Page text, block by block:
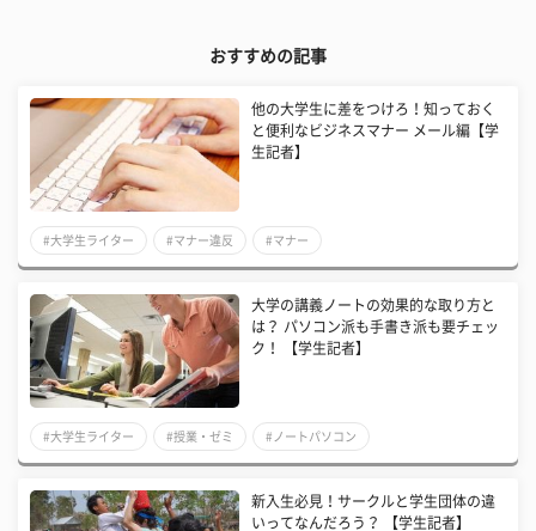
おすすめの記事
他の大学生に差をつけろ！知っておく
と便利なビジネスマナー メール編【学
生記者】
#大学生ライター #マナー違反 #マナー
大学の講義ノートの効果的な取り方と
は？ パソコン派も手書き派も要チェッ
ク！ 【学生記者】
#大学生ライター #授業・ゼミ #ノートパソコン
新入生必見！サークルと学生団体の違
いってなんだろう？ 【学生記者】